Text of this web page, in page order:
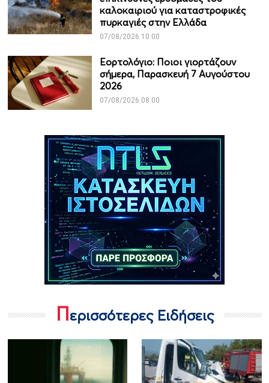
καλοκαιριού για καταστροφικές
πυρκαγιές στην Ελλάδα
07/08/2026 10:00
Εορτολόγιο: Ποιοι γιορτάζουν
σήμερα, Παρασκευή 7 Αυγούστου
2026
07/08/2026 08:00
Περισσότερες Ειδήσεις